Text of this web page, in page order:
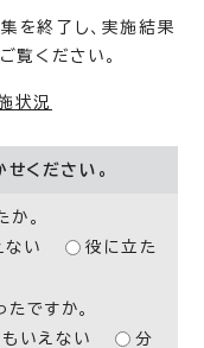
を終了し、実施結果
覧ください。
状況
ください。
。
ない
役に立た
ですか。
いえない
分